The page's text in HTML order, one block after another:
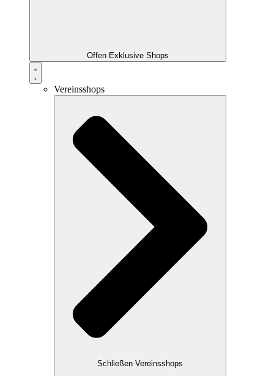
Offen Exklusive Shops
Vereinsshops
Schließen Vereinsshops